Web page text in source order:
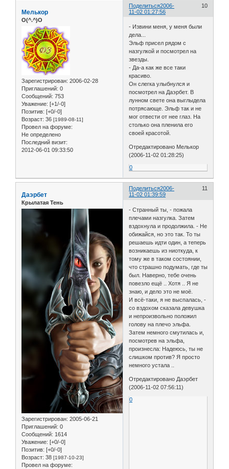
Поделиться 10
2006-
11-02 01:27:56
Мелькор
O(^.^)O
Зарегистрирован: 2006-02-28
Приглашений: 0
Сообщений: 753
Уважение: [+1/-0]
Позитив: [+0/-0]
Возраст: 36 [1989-08-11]
Провел на форуме:
Не определено
Последний визит:
2012-06-01 09:33:50
- Извини меня, у меня были
дела...
Эльф присел рядом с
назгулкой и посмотрел на
звезды.
- Да-а как же все таки
красиво.
Он слегка улыбнулся и
посмотрел на Даэрбет. В
лунном свете она выглыдела
потрясающе. Эльф так и не
мог отвести от нее глаз. На
столько она пленила его
своей красотой.
Отредактировано Мелькор
(2006-11-02 01:28:25)
0
Поделиться 11
2006-
11-02 01:39:59
Даэрбет
Крылатая Тень
Зарегистрирован: 2005-06-21
Приглашений: 0
Сообщений: 1614
Уважение: [+0/-0]
Позитив: [+0/-0]
Возраст: 38 [1987-10-23]
Провел на форуме:
- Странный ты, - пожала
плечами назгулка. Затем
вздохнула и продолжила. - Не
обижайся, но это так. То ты
решаешь идти один, а теперь
возникаешь из ниоткуда, к
тому же в таком состоянии,
что страшно подумать, где ты
был. Наверно, тебе очень
повезло ещё .. Хотя .. Я не
знаю, и дело это не моё.
И всё-таки, я не выспалась, -
со вздохом сказала девушка
и непроизвольно положил
голову на плечо эльфа.
Затем немного смутилась и,
посмотрев на эльфа,
произнесла: Надеюсь, ты не
слишком против? Я просто
немного устала ..
Отредактировано Даэрбет
(2006-11-02 07:56:11)
0